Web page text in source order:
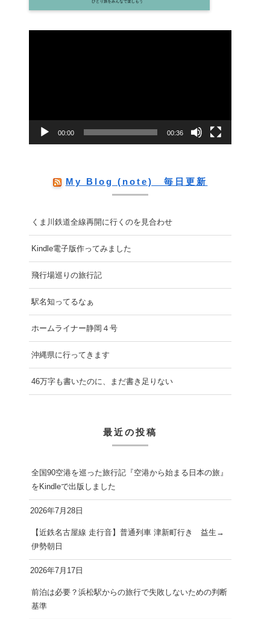
00:00 00:36
My Blog (note) 毎日更新
くま川鉄道全線再開に行くのを見合わせ
Kindle電子版作ってみました
飛行場巡りの旅行記
駅名知ってるなぁ
ホームライナー静岡４号
沖縄県に行ってきます
46万字も書いたのに、まだ書き足りない
最近の投稿
全国90空港を巡った旅行記『空港から始まる日本の旅』
をKindleで出版しました
2026年7月28日
【近鉄名古屋線 走行音】普通列車 津新町行き 益生→
伊勢朝日
2026年7月17日
前泊は必要？浜松駅からの旅行で失敗しないための判断
基準